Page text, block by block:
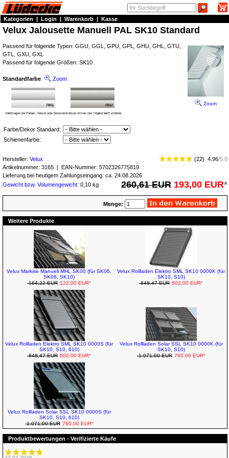
Kategorien | Login | Warenkorb | Kasse
Velux Jalousette Manuell PAL SK10 Standard
Zoom
Passend für folgende Typen: GGU, GGL, GPU, GPL, GHU, GHL, GTU,
GTL, GXU, GXL
Passend für folgende Größen: SK10
Standardfarbe Zoom
Farbe/Dekor Standard:
Schienenfarbe:
Hersteller: Velux (22) 4.96/5.0
Artikelnummer: 3165 | EAN-Nummer: 5702326775819
Lieferung bei heutigem Zahlungseingang: ca. 24.08.2026
Gewicht bzw. Volumengewicht: 0,10 kg 260,61 EUR 193,00 EUR*
Menge:
Weitere Produkte
Velux Markise Manuell MHL SK00 (für SK06,
SK08, SK10)
164,22 EUR 122,00 EUR*
Velux Rollladen Elektro SML SK10 0000K (für
SK10, S10)
848,47 EUR 602,00 EUR*
Velux Rollladen Elektro SML SK10 0000S (für
SK10, S10, 610)
848,47 EUR 602,00 EUR*
Velux Rollladen Solar SSL SK10 0000K (für
SK10, S10)
1.071,00 EUR 760,00 EUR*
Velux Rollladen Solar SSL SK10 0000S (für
SK10, S10, 610)
1.071,00 EUR 760,00 EUR*
Produktbewertungen - Verifizierte Käufe